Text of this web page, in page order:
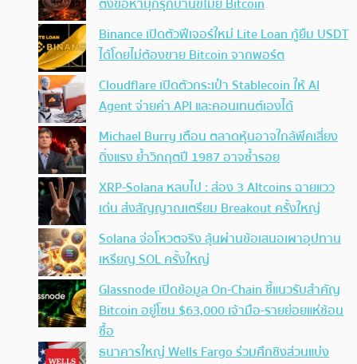
Binance เปิดตัวฟีเจอร์ใหม่ Lite Loan กู้ยืม USDT
ได้โดยไม่ต้องขาย Bitcoin จากพอร์ต
Cloudflare เปิดตัวกระเป๋า Stablecoin ให้ AI
Agent จ่ายค่า API และคอนเทนต์เองได้
Michael Burry เตือน ตลาดหุ้นอาจใกล้พีคเสี่ยง
ดิ่งแรง ย้ำวิกฤตปี 1987 อาจซ้ำรอย
XRP-Solana หลบไป : ส่อง 3 Altcoins ฉายแวว
เด่น ส่งสัญญาณเตรียม Breakout ครั้งใหญ่
Solana จ่อโหวตจริง ลุ้นผ่านข้อเสนอเผาอุปทาน
เหรียญ SOL ครั้งใหญ่
Glassnode เปิดข้อมูล On-Chain ชี้แนวรับสำคัญ
Bitcoin อยู่โซน $63,000 เจ้ามือ-รายย่อยแห่ช้อน
ซื้อ
ธนาคารใหญ่ Wells Fargo ร่วมศึกชิงส่วนแบ่ง